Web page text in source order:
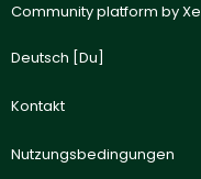
Community platform by
Deutsch [Du]
Kontakt
Nutzungsbedingungen